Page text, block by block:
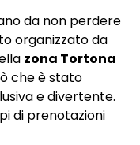
da non perdere
organizzato da
zona Tortona
che è stato
e divertente.
di prenotazioni